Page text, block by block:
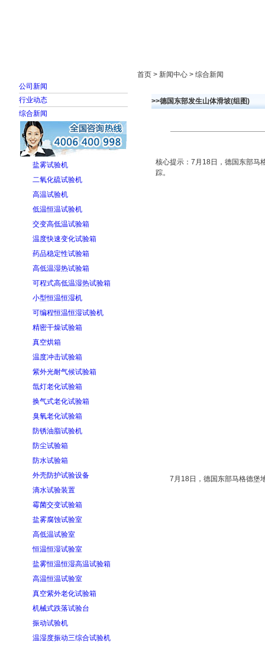
公司新闻
行业动态
综合新闻
盐雾试验机
二氧化硫试验机
高温试验机
低温恒温试验机
交变高低温试验箱
温度快速变化试验箱
药品稳定性试验箱
高低温湿热试验箱
可程式高低温湿热试验箱
小型恒温恒湿机
可编程恒温恒湿试验机
精密干燥试验箱
真空烘箱
温度冲击试验箱
紫外光耐气候试验箱
氙灯老化试验箱
换气式老化试验箱
臭氧老化试验箱
防锈油脂试验机
防尘试验箱
防水试验箱
外壳防护试验设备
滴水试验装置
霉菌交变试验箱
盐雾腐蚀试验室
高低温试验室
恒温恒湿试验室
盐雾恒温恒湿高温试验箱
高温恒温试验室
真空紫外老化试验箱
机械式跌落试验台
振动试验机
温湿度振动三综合试验机
首页 > 新闻中心 > 综合新闻
>>德国东部发生山体滑坡(组图)
核心提示：7月18日，德国东部马
踪。
7月18日，德国东部马格德堡